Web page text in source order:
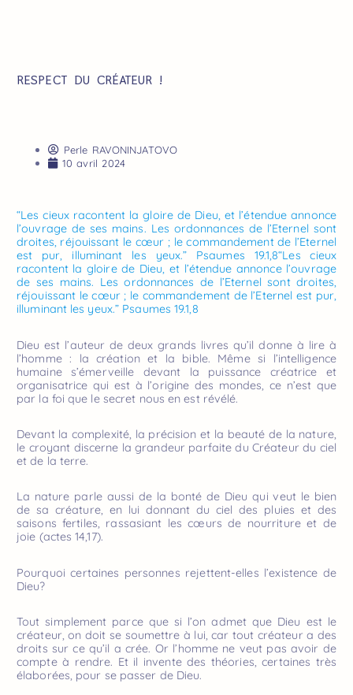
RESPECT DU CRÉATEUR !
Perle RAVONINJATOVO
10 avril 2024
“Les cieux racontent la gloire de Dieu, et l’étendue annonce
l’ouvrage de ses mains. Les ordonnances de l’Eternel sont
droites, réjouissant le cœur ; le commandement de l’Eternel
est pur, illuminant les yeux.” Psaumes 19.1,8“Les cieux
racontent la gloire de Dieu, et l’étendue annonce l’ouvrage
de ses mains. Les ordonnances de l’Eternel sont droites,
réjouissant le cœur ; le commandement de l’Eternel est pur,
illuminant les yeux.” Psaumes 19.1,8
Dieu est l’auteur de deux grands livres qu’il donne à lire à
l’homme : la création et la bible. Même si l’intelligence
humaine s’émerveille devant la puissance créatrice et
organisatrice qui est à l’origine des mondes, ce n’est que
par la foi que le secret nous en est révélé.
Devant la complexité, la précision et la beauté de la nature,
le croyant discerne la grandeur parfaite du Créateur du ciel
et de la terre.
La nature parle aussi de la bonté de Dieu qui veut le bien
de sa créature, en lui donnant du ciel des pluies et des
saisons fertiles, rassasiant les cœurs de nourriture et de
joie (actes 14,17).
Pourquoi certaines personnes rejettent-elles l’existence de
Dieu?
Tout simplement parce que si l’on admet que Dieu est le
créateur, on doit se soumettre à lui, car tout créateur a des
droits sur ce qu’il a crée. Or l’homme ne veut pas avoir de
compte à rendre. Et il invente des théories, certaines très
élaborées, pour se passer de Dieu.